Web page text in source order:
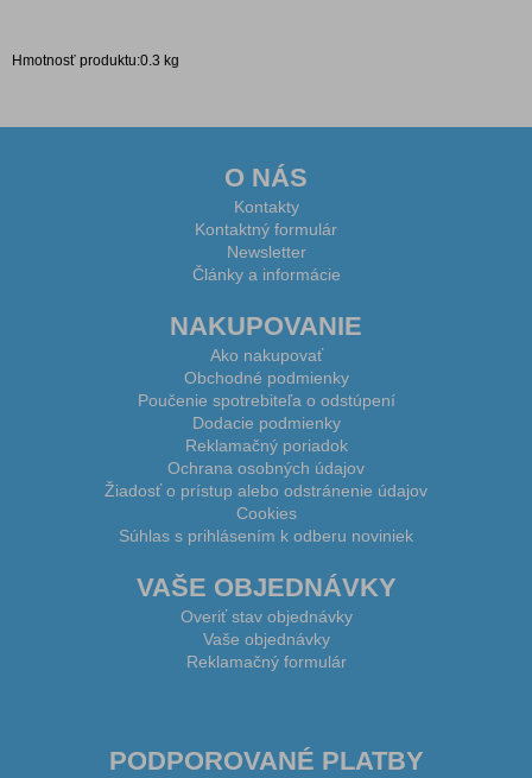
Hmotnosť produktu:0.3 kg
O NÁS
Kontakty
Kontaktný formulár
Newsletter
Články a informácie
NAKUPOVANIE
Ako nakupovať
Obchodné podmienky
Poučenie spotrebiteľa o odstúpení
Dodacie podmienky
Reklamačný poriadok
Ochrana osobných údajov
Žiadosť o prístup alebo odstránenie údajov
Cookies
Súhlas s prihlásením k odberu noviniek
VAŠE OBJEDNÁVKY
Overiť stav objednávky
Vaše objednávky
Reklamačný formulár
PODPOROVANÉ PLATBY